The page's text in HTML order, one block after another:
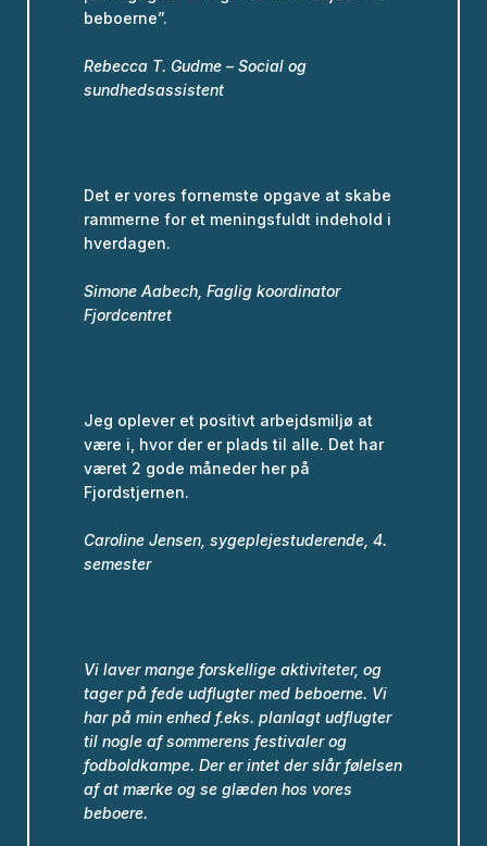
beboerne”.
Rebecca T. Gudme – Social og
sundhedsassistent
Det er vores fornemste opgave at skabe
rammerne for et meningsfuldt indehold i
hverdagen.
Simone Aabech, Faglig koordinator
Fjordcentret
Jeg oplever et positivt arbejdsmiljø at
være i, hvor der er plads til alle. Det har
været 2 gode måneder her på
Fjordstjernen.
Caroline Jensen, sygeplejestuderende, 4.
semester
Vi laver mange forskellige aktiviteter, og
tager på fede udflugter med beboerne. Vi
har på min enhed f.eks. planlagt udflugter
til nogle af sommerens festivaler og
fodboldkampe. Der er intet der slår følelsen
af at mærke og se glæden hos vores
beboere.